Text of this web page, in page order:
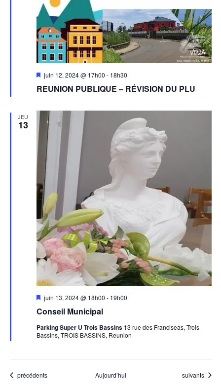
REUNION PUBLIQUE – RÉVISION DU PLU
Mis
avant
juin 12, 2024 @ 17h00 - 18h30
JEU
13
Conseil Municipal
Mis
avant
juin 13, 2024 @ 18h00 - 19h00
Parking Super U Trois Bassins 13 rue des Franciseas, Trois
Bassins, TROIS BASSINS, Reunion
Évènements
précédents Aujourd’hui Évènements
suivants